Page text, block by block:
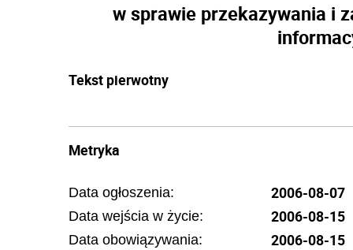
w sprawie przekazywania i
Tekst pierwotny
Metryka
Data ogłoszenia: 2006-08-07
Data wejścia w życie: 2006-08-15
Data obowiązywania: 2006-08-15